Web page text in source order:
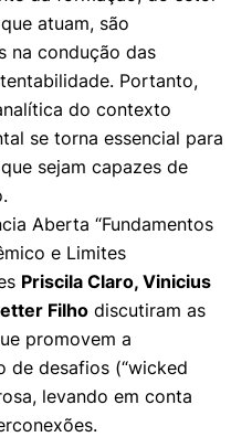
atuam, são
na condução das
Portanto,
do contexto
se torna essencial para
sejam capazes de
Aberta “Fundamentos
e Limites
Priscila Claro, Vinicius
Filho discutiram as
promovem a
de desafios (“wicked
levando em conta